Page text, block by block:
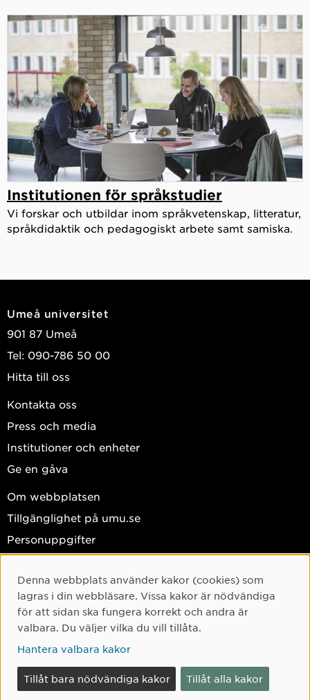
Institutionen för språkstudier
Vi forskar och utbildar inom språkvetenskap, litteratur,
språkdidaktik och pedagogiskt arbete samt samiska.
Umeå universitet
901 87 Umeå
Tel: 090-786 50 00
Hitta till oss
Kontakta oss
Press och media
Institutioner och enheter
Ge en gåva
Om webbplatsen
Tillgänglighet på umu.se
Personuppgifter
Facebook
Instagram
TikTok
Youtube
LinkedIn
Cookie-samtycke
Denna webbplats använder kakor (cookies) som
lagras i din webbläsare. Vissa kakor är nödvändiga
för att sidan ska fungera korrekt och andra är
valbara. Du väljer vilka du vill tillåta.
Hantera valbara kakor
Tillåt bara nödvändiga kakor Tillåt alla kakor